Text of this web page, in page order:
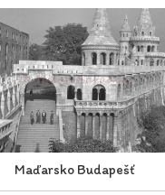
Maďarsko Budapešť